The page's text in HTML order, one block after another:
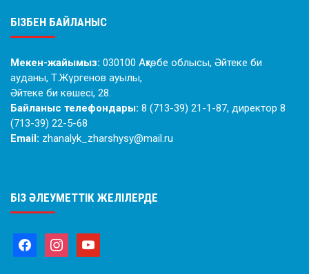
БІЗБЕН БАЙЛАНЫС
Мекен-жайымыз: 030100 Ақтөбе облысы, Әйтеке би
ауданы, Т.Жүргенов ауылы,
Әйтеке би көшесі, 28.
Байланыс телефондары: 8 (713-39) 21-1-87, директор 8
(713-39) 22-5-68
Email: zhanalyk_zharshysy@mail.ru
БІЗ ӘЛЕУМЕТТІК ЖЕЛІЛЕРДЕ